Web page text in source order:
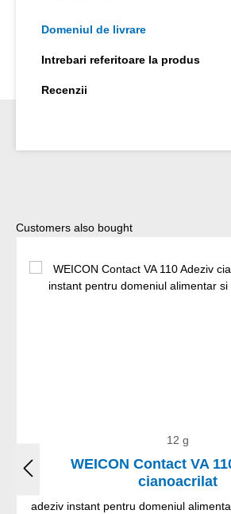
Domeniul de livrare
Intrebari referitoare la produs
Recenzii
Sari peste galeria de produse
Customers also bought
12 g
WEICON Contact VA
cianoacrilat
adeziv instant pentru domeniul